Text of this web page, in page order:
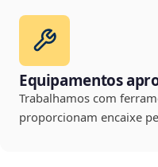
Equipamentos
Trabalhamos com
proporcionam encaixe